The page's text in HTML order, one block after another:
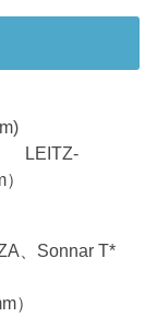
LEITZ-
、Sonnar T*
）